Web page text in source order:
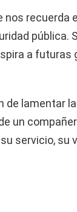
recuerda
pública.
a futuras
lamentar
un
servicio, su